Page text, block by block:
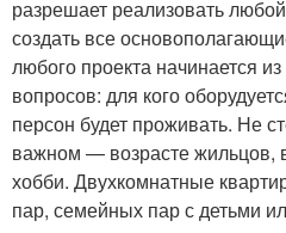
разрешает реализовать
создать все
любого проекта начинается
вопросов: для кого
персон будет проживать. Не
важном — возрасте жильцов,
хобби. Двухкомнатные
пар, семейных пар с детьми